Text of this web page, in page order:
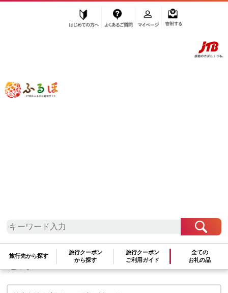
ふるぽ JTBのふるさと納税サイト
旅行先から探す
旅行クーポン
から探す
旅行クーポン
ご利用ガイド
全ての
お礼の品
「ふるさと納税」TOP
検索条件に一致するお礼の品はありま